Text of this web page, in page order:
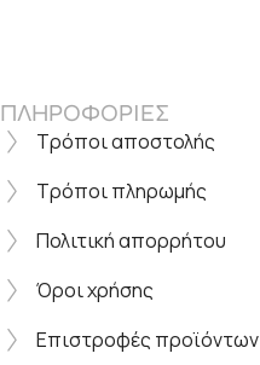
ΠΛΗΡΟΦΟΡΙΕΣ
Τρόποι αποστολής
Τρόποι πληρωμής
Πολιτική απορρήτου
Όροι χρήσης
Επιστροφές προϊόντων